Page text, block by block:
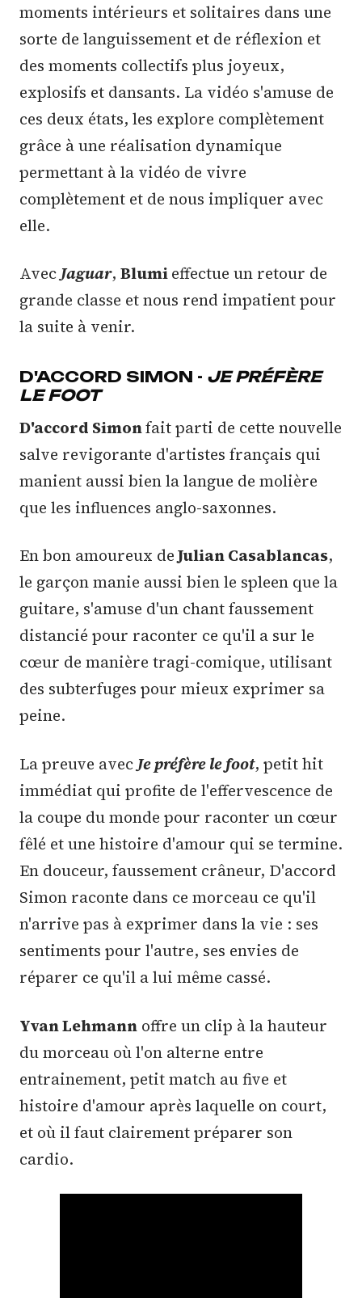
moments intérieurs et solitaires dans une
sorte de languissement et de réflexion et
des moments collectifs plus joyeux,
explosifs et dansants. La vidéo s'amuse de
ces deux états, les explore complètement
grâce à une réalisation dynamique
permettant à la vidéo de vivre
complètement et de nous impliquer avec
elle.
AvecJaguar, Blumieffectue un retour de
grande classe et nous rend impatient pour
la suite à venir.
D'ACCORD SIMON - JE PRÉFÈRE
LE FOOT
D'accord Simonfait parti de cette nouvelle
salve revigorante d'artistes français qui
manient aussi bien la langue de molière
que les influences anglo-saxonnes.
En bon amoureux deJulian Casablancas,
le garçon manie aussi bien le spleen que la
guitare, s'amuse d'un chant faussement
distancié pour raconter ce qu'il a sur le
cœur de manière tragi-comique, utilisant
des subterfuges pour mieux exprimer sa
peine.
La preuve avec Je préfère le foot, petit hit
immédiat qui profite de l'effervescence de
la coupe du monde pour raconter un cœur
fêlé et une histoire d'amour qui se termine.
En douceur, faussement crâneur, D'accord
Simon raconte dans ce morceau ce qu'il
n'arrive pas à exprimer dans la vie : ses
sentiments pour l'autre, ses envies de
réparer ce qu'il a lui même cassé.
Yvan Lehmann offre un clip à la hauteur
du morceau où l'on alterne entre
entrainement, petit match au five et
histoire d'amour après laquelle on court,
et où il faut clairement préparer son
cardio.